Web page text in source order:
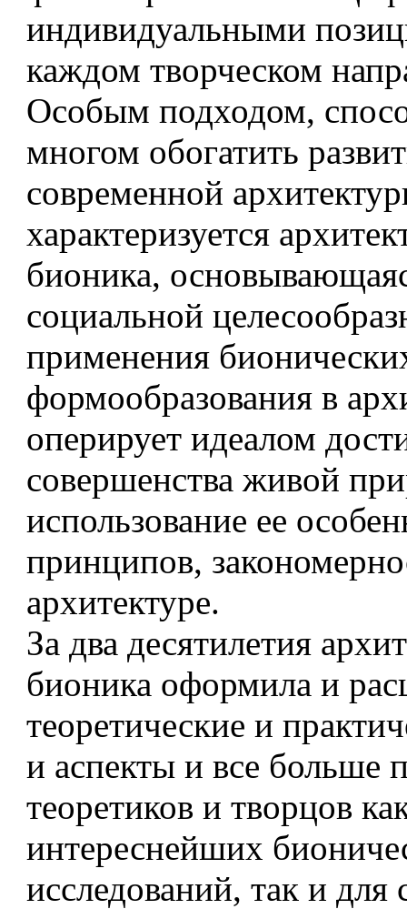
индивидуальными
каждом творческом
Особым подходом,
многом обогатить
современной
характеризуется
бионика,
социальной
применения
формообразования в
оперирует идеалом
совершенства живой
использование ее
принципов,
архитектуре.
За два десятилетия
бионика оформила и
теоретические и
и аспекты и все больше
теоретиков и творцов
интереснейших
исследований, так и для